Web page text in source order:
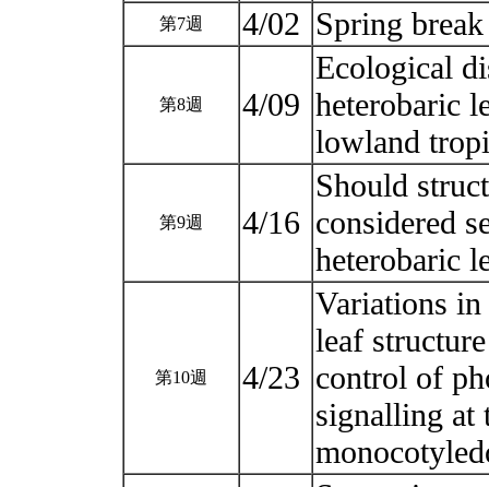
第7週 4/02 Spring
第8週 4/09
Ecological
heterobaric
lowland
第9週 4/16
Should
considered
heterobaric
第10週 4/23
Variations
leaf
control of
signalling at